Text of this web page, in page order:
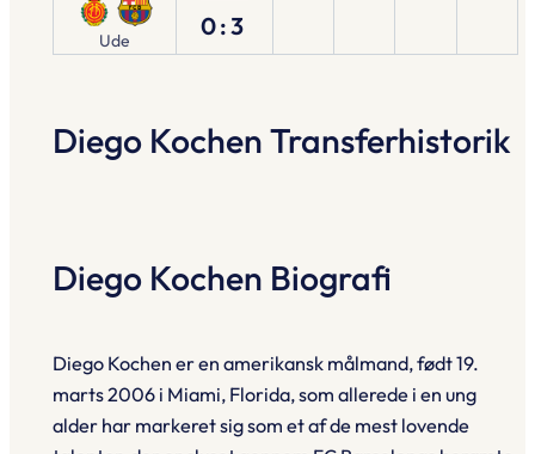
Ude 0:3
Diego Kochen Transferhistorik
Diego Kochen Biografi
Diego Kochen er en amerikansk målmand, født 19.
marts 2006 i Miami, Florida, som allerede i en ung
alder har markeret sig som et af de mest lovende